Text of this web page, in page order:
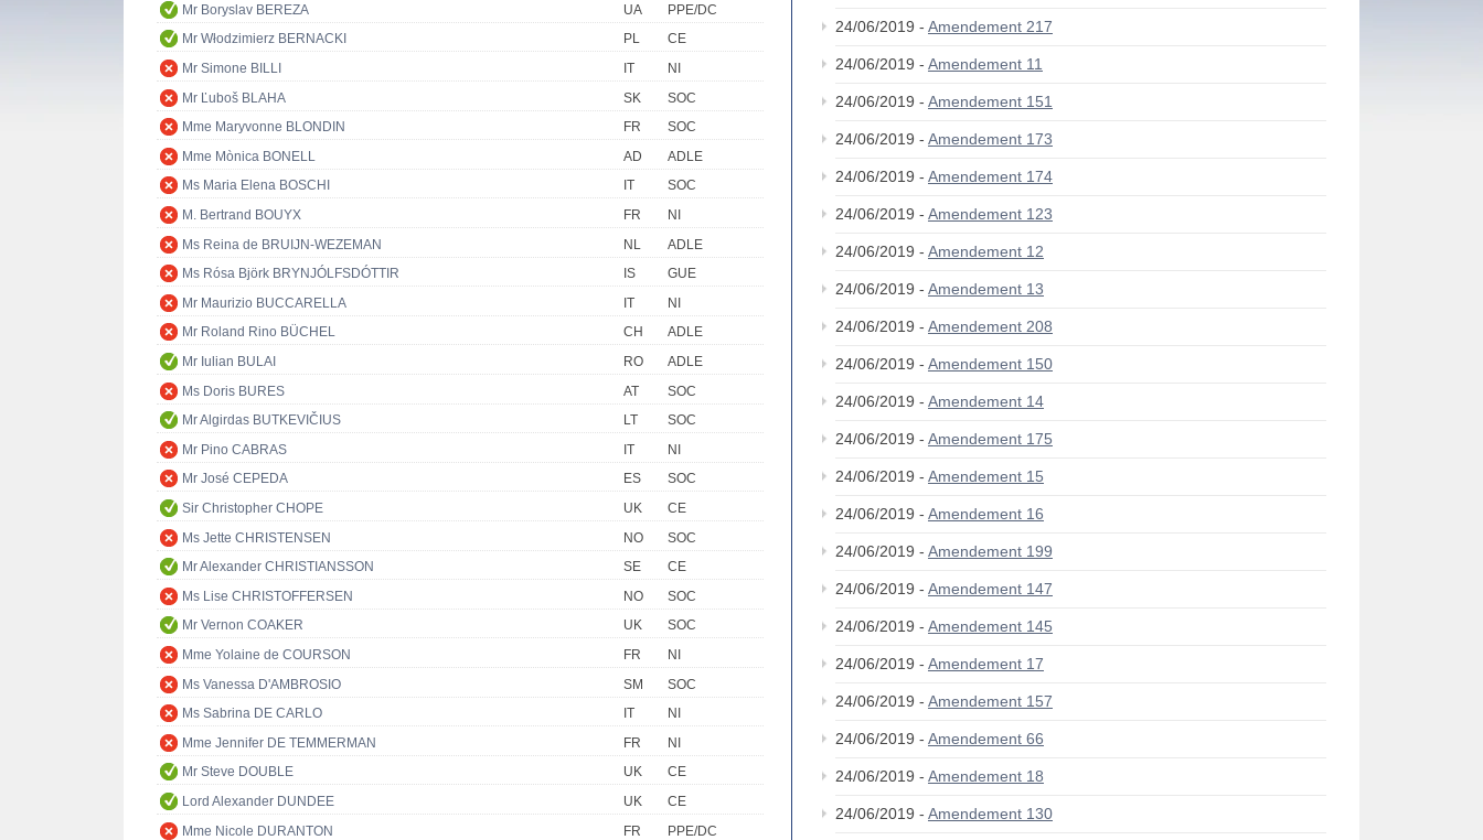
Mr Boryslav BEREZA
UA
PPE/DC
Mr Włodzimierz BERNACKI
PL
CE
Mr Simone BILLI
IT
NI
Mr Ľuboš BLAHA
SK
SOC
Mme Maryvonne BLONDIN
FR
SOC
Mme Mònica BONELL
AD
ADLE
Ms Maria Elena BOSCHI
IT
SOC
M. Bertrand BOUYX
FR
NI
Ms Reina de BRUIJN-WEZEMAN
NL
ADLE
Ms Rósa Björk BRYNJÓLFSDÓTTIR
IS
GUE
Mr Maurizio BUCCARELLA
IT
NI
Mr Roland Rino BÜCHEL
CH
ADLE
Mr Iulian BULAI
RO
ADLE
Ms Doris BURES
AT
SOC
Mr Algirdas BUTKEVIČIUS
LT
SOC
Mr Pino CABRAS
IT
NI
Mr José CEPEDA
ES
SOC
Sir Christopher CHOPE
UK
CE
Ms Jette CHRISTENSEN
NO
SOC
Mr Alexander CHRISTIANSSON
SE
CE
Ms Lise CHRISTOFFERSEN
NO
SOC
Mr Vernon COAKER
UK
SOC
Mme Yolaine de COURSON
FR
NI
Ms Vanessa D'AMBROSIO
SM
SOC
Ms Sabrina DE CARLO
IT
NI
Mme Jennifer DE TEMMERMAN
FR
NI
Mr Steve DOUBLE
UK
CE
Lord Alexander DUNDEE
UK
CE
Mme Nicole DURANTON
FR
PPE/DC
24/06/2019 - Amendement 217
24/06/2019 - Amendement 11
24/06/2019 - Amendement 151
24/06/2019 - Amendement 173
24/06/2019 - Amendement 174
24/06/2019 - Amendement 123
24/06/2019 - Amendement 12
24/06/2019 - Amendement 13
24/06/2019 - Amendement 208
24/06/2019 - Amendement 150
24/06/2019 - Amendement 14
24/06/2019 - Amendement 175
24/06/2019 - Amendement 15
24/06/2019 - Amendement 16
24/06/2019 - Amendement 199
24/06/2019 - Amendement 147
24/06/2019 - Amendement 145
24/06/2019 - Amendement 17
24/06/2019 - Amendement 157
24/06/2019 - Amendement 66
24/06/2019 - Amendement 18
24/06/2019 - Amendement 130